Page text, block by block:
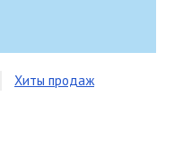
Хиты продаж